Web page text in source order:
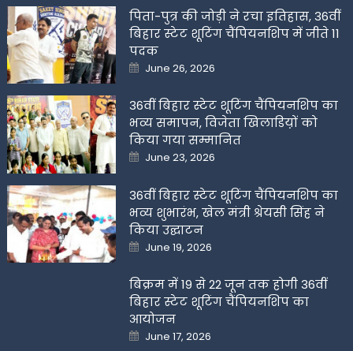
पिता-पुत्र की जोड़ी ने रचा इतिहास, 36वीं
बिहार स्टेट शूटिंग चैंपियनशिप में जीते 11
पदक
Posted
on
June 26, 2026
36वीं बिहार स्टेट शूटिंग चैंपियनशिप का
भव्य समापन, विजेता खिलाडिय़ों को
किया गया सम्मानित
Posted
on
June 23, 2026
36वीं बिहार स्टेट शूटिंग चैंपियनशिप का
भव्य शुभारंभ, खेल मंत्री श्रेयसी सिंह ने
किया उद्घाटन
Posted
on
June 19, 2026
बिक्रम में 19 से 22 जून तक होगी 36वीं
बिहार स्टेट शूटिंग चैंपियनशिप का
आयोजन
Posted
on
June 17, 2026